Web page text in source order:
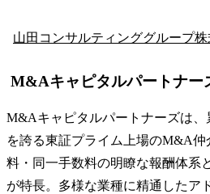
山田コンサルティンググループ
M&Aキャピタルパートナー
M&Aキャピタルパートナーズは、
を誇る東証プライム上場のM&A
料・同一手数料の明瞭な報酬体系
が特長。多様な業種に精通したア